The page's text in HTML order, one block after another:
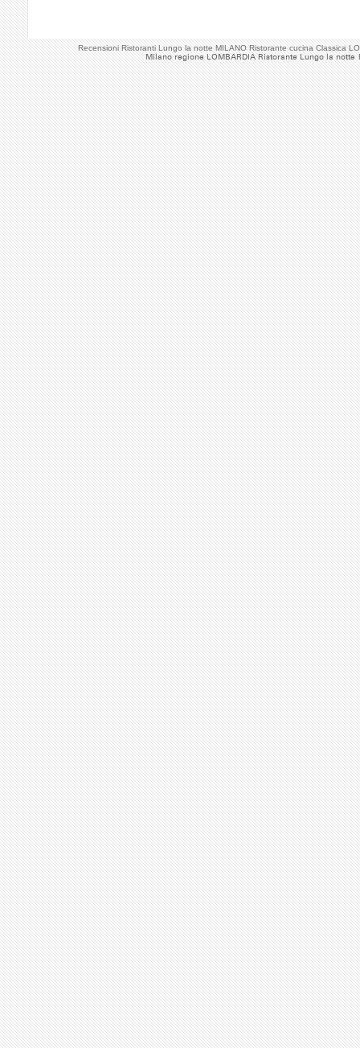
Recensioni Ristoranti Lungo la notte MILANO Ristorante cucina Classica
Milano regione LOMBARDIA Ristorante Lungo la notte